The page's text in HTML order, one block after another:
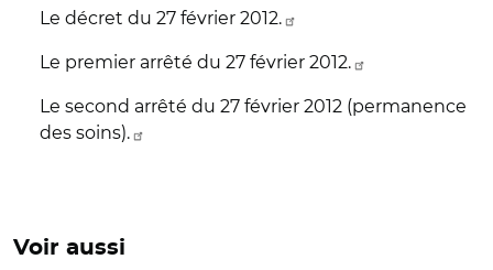
Le décret du 27 février 2012.
Le premier arrêté du 27 février 2012.
Le second arrêté du 27 février 2012 (permanence
des soins).
Voir aussi